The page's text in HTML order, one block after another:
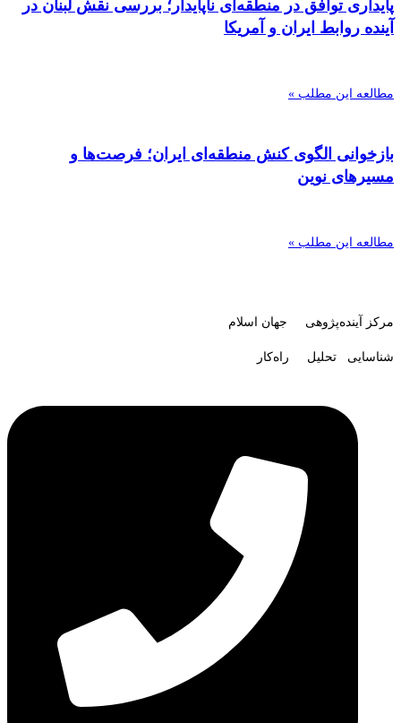
پایداری توافق در منطقه‌ای ناپایدار؛ بررسی نقش لبنان در
آینده روابط ایران و آمریکا
مطالعه این مطلب »
بازخوانی الگوی کنش منطقه‌ای ایران؛ فرصت‌ها و
مسیرهای نوین
مطالعه این مطلب »
مرکز آینده‌پژوهی جهان اسلام
شناسایی تحلیل راه‌کار